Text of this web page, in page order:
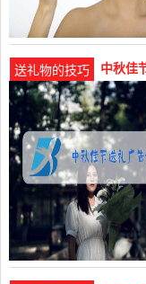
送礼物的技巧 中秋佳